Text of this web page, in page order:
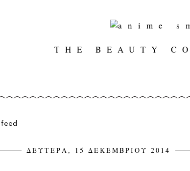
THE BEAUTY
feed
ΔΕΥΤΕΡΑ, 15 ΔΕΚΕΜΒΡΙΟΥ 2014